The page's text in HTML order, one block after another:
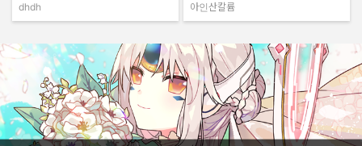
dhdh
작성자:
아인산칼륨
엘소드의 또다른 재미 작가연재만화